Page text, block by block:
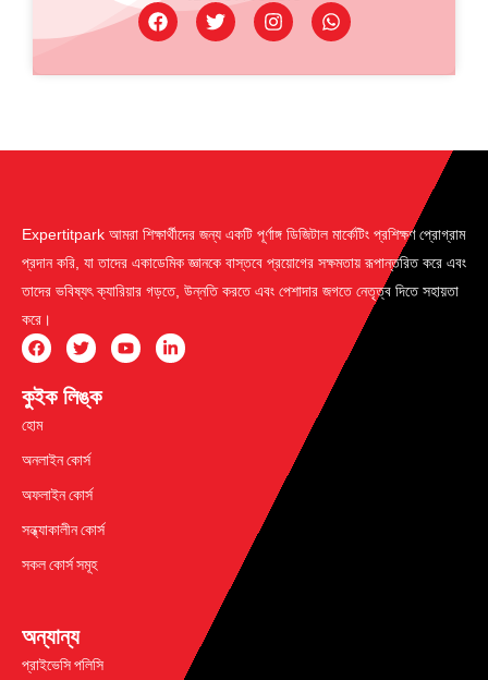
Expertitpark আমরা শিক্ষার্থীদের জন্য একটি পূর্ণাঙ্গ ডিজিটাল মার্কেটিং প্রশিক্ষণ প্রোগ্রাম
প্রদান করি, যা তাদের একাডেমিক জ্ঞানকে বাস্তবে প্রয়োগের সক্ষমতায় রূপান্তরিত করে এবং
তাদের ভবিষ্যৎ ক্যারিয়ার গড়তে, উন্নতি করতে এবং পেশাদার জগতে নেতৃত্ব দিতে সহায়তা
করে।
কুইক লিঙ্ক
হোম
অনলাইন কোর্স
অফলাইন কোর্স
সন্ধ্যাকালীন কোর্স
সকল কোর্স সমূহ
অন্যান্য
প্রাইভেসি পলিসি